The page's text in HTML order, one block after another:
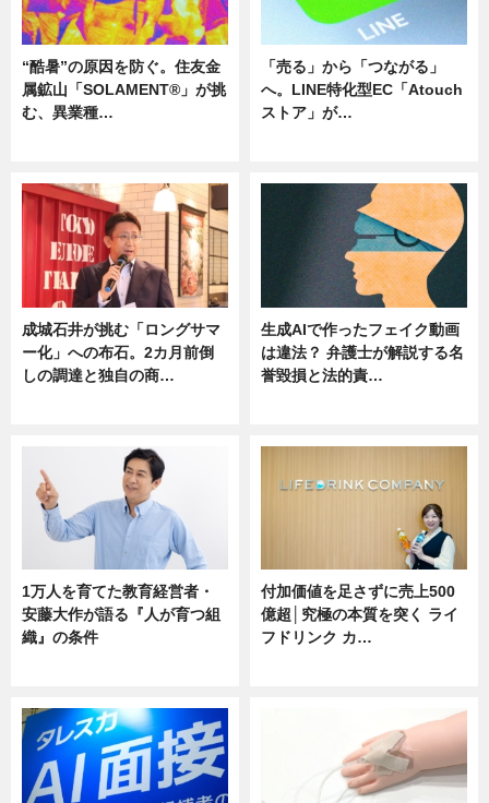
“酷暑”の原因を防ぐ。住友金
属鉱山「SOLAMENT®」が挑
む、異業種…
「売る」から「つながる」
へ。LINE特化型EC「Atouch
ストア」が…
成城石井が挑む「ロングサマ
ー化」への布石。2カ月前倒
しの調達と独自の商…
生成AIで作ったフェイク動画
は違法？ 弁護士が解説する名
誉毀損と法的責…
1万人を育てた教育経営者・
安藤大作が語る『人が育つ組
織』の条件
付加価値を足さずに売上500
億超│究極の本質を突く ライ
フドリンク カ…